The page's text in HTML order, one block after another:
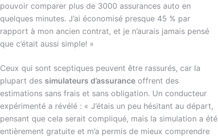
pouvoir comparer plus de 3000 assurances auto en
quelques minutes. J’ai économisé presque 45 % par
rapport à mon ancien contrat, et je n’aurais jamais pensé
que c’était aussi simple! »
Ceux qui sont sceptiques peuvent être rassurés, car la
plupart des simulateurs d’assurance offrent des
estimations sans frais et sans obligation. Un conducteur
expérimenté a révélé : « J’étais un peu hésitant au départ,
pensant que cela serait compliqué, mais la simulation a été
entièrement gratuite et m’a permis de mieux comprendre